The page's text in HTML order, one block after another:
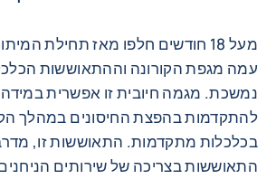
מעל 18 חודשים חלפו מאז תחילת
עמה מגפת הקורונה וההתאוששות
נמשכת. מגמה חיובית זו אפשרית
להתקדמות בהפצת החיסונים במהלך
בכלכלות מתקדמות. התאוששות זו,
התאוששות בצריכה של שירותים הניחנים